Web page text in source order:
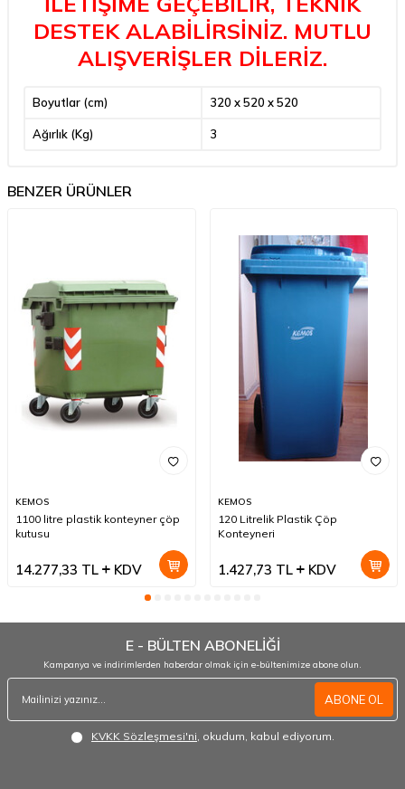
DESTEK ALABİLİRSİNİZ. MUTLU
ALIŞVERİŞLER DİLERİZ.
Boyutlar (cm) 320 x 520 x 520
Ağırlık (Kg) 3
BENZER ÜRÜNLER
KEMOS
1100 litre plastik konteyner çöp
kutusu
14.277,33 TL KDV
KEMOS
120 Litrelik Plastik Çöp
Konteyneri
1.427,73 TL KDV
E - BÜLTEN ABONELİĞİ
Kampanya ve indirimlerden haberdar olmak için e-bültenimize abone olun.
ABONE OL
KVKK Sözleşmesi'ni, okudum, kabul ediyorum.